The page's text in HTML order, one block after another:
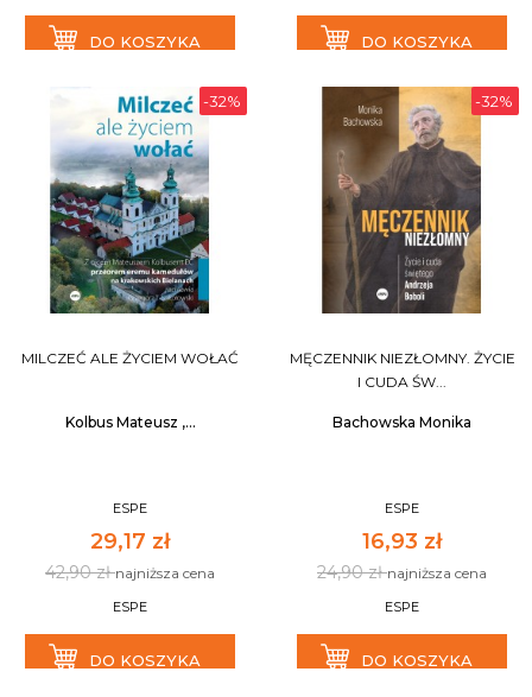
DO KOSZYKA DO KOSZYKA
-32%
MILCZEĆ ALE ŻYCIEM WOŁAĆ
Kolbus Mateusz ,...
ESPE
29,17 zł
42,90 złnajniższa cena
ESPE
DO KOSZYKA
-32%
MĘCZENNIK NIEZŁOMNY. ŻYCIE
I CUDA ŚW...
Bachowska Monika
ESPE
16,93 zł
24,90 złnajniższa cena
ESPE
DO KOSZYKA